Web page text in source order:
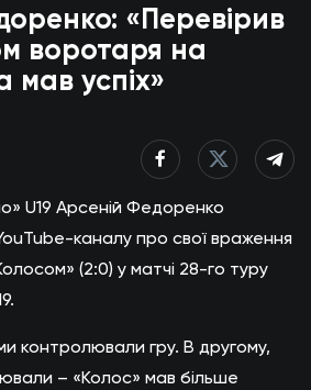
«Перевірив
воротаря на
мав успіх»
U19 Арсеній Федоренко
каналу про свої враження
(2:0) у матчі 28-го туру
контролювали гру. В другому,
– «Колос» мав більше